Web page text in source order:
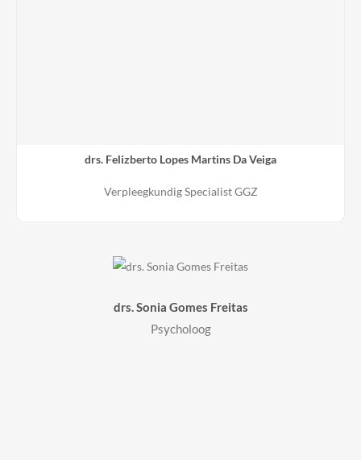
drs. Felizberto Lopes Martins Da Veiga
Verpleegkundig Specialist GGZ
drs. Sonia Gomes Freitas
Psycholoog